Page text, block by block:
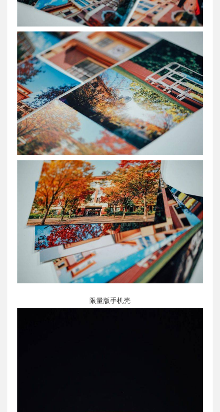
限量版手机壳